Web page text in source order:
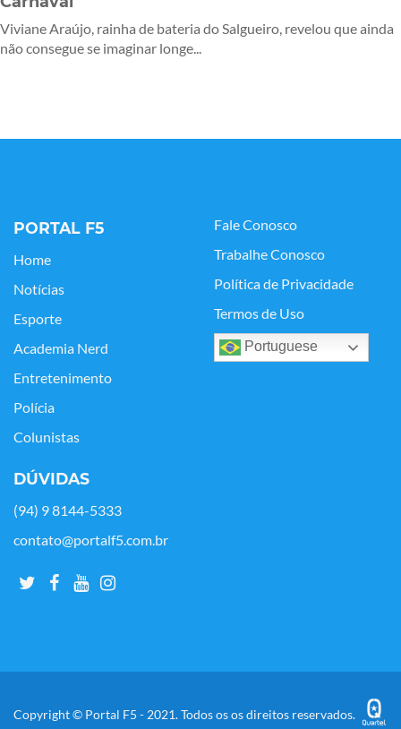
Viviane Araújo, rainha de bateria do Salgueiro, revelou que ainda
não consegue se imaginar longe...
PORTAL F5
Home
Notícias
Esporte
Academia Nerd
Entretenimento
Polícia
Colunistas
Fale Conosco
Trabalhe Conosco
Política de Privacidade
Termos de Uso
Portuguese
DÚVIDAS
(94) 9 8144-5333
contato@portalf5.com.br
Copyright © Portal F5 - 2021. Todos os os direitos reservados.